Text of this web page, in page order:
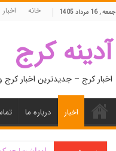
جمعه , 16 مرداد 1405 خانه اخبار
آدینه کرج
اخبار کرج – جدیدترین اخبار کرج و
اخبار درباره ما